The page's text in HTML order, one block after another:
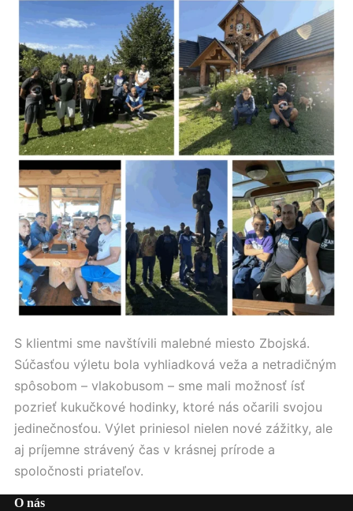
S klientmi sme navštívili malebné miesto Zbojská.
Súčasťou výletu bola vyhliadková veža a netradičným
spôsobom – vlakobusom – sme mali možnosť ísť
pozrieť kukučkové hodinky, ktoré nás očarili svojou
jedinečnosťou. Výlet priniesol nielen nové zážitky, ale
aj príjemne strávený čas v krásnej prírode a
spoločnosti priateľov.
O nás